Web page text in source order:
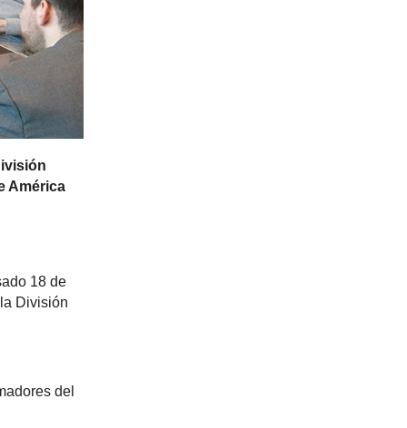
América
18 de
División
del